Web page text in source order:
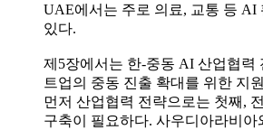
UAE에서는 주로 의료, 교통 등 AI
있다.
제5장에서는 한-중동 AI 산업협력
트업의 중동 진출 확대를 위한 지
먼저 산업협력 전략으로는 첫째,
구축이 필요하다. 사우디아라비